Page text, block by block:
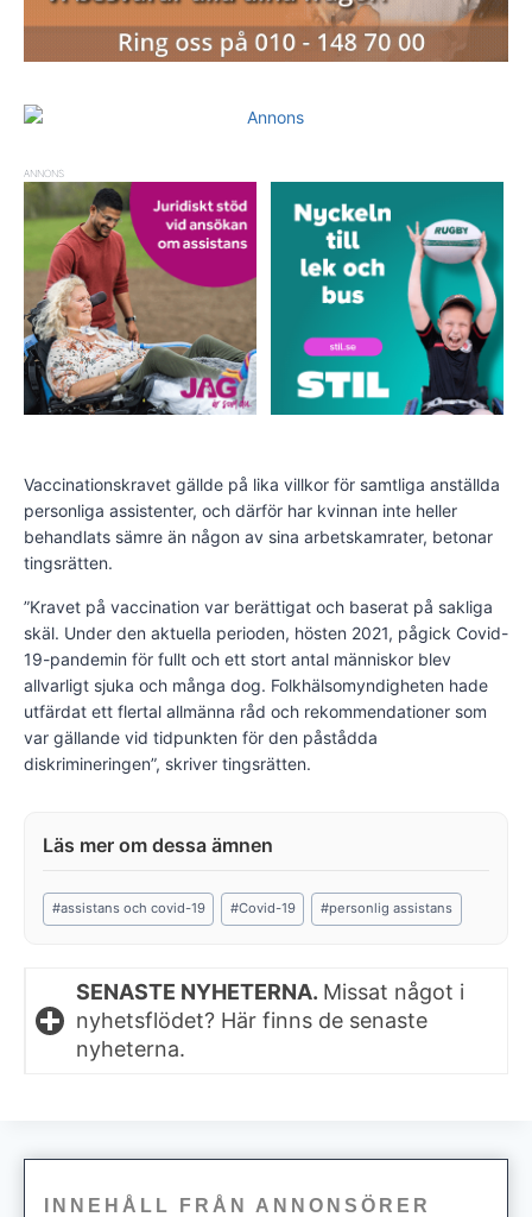
ANNONS
Vaccinationskravet gällde på lika villkor för samtliga anställda
personliga assistenter, och därför har kvinnan inte heller
behandlats sämre än någon av sina arbetskamrater, betonar
tingsrätten.
”Kravet på vaccination var berättigat och baserat på sakliga
skäl. Under den aktuella perioden, hösten 2021, pågick Covid-
19-pandemin för fullt och ett stort antal människor blev
allvarligt sjuka och många dog. Folkhälsomyndigheten hade
utfärdat ett flertal allmänna råd och rekommendationer som
var gällande vid tidpunkten för den påstådda
diskrimineringen”, skriver tingsrätten.
Post
Tags:
#assistans och covid-19 #Covid-19 #personlig assistans
SENASTE NYHETERNA. Missat något i
nyhetsflödet? Här finns de senaste
nyheterna.
INNEHÅLL FRÅN ANNONSÖRER